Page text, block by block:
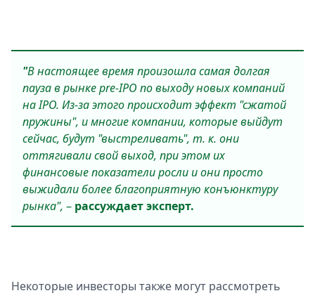
"В настоящее время произошла самая долгая
пауза в рынке pre-IPO по выходу новых компаний
на IPO. Из-за этого происходит эффект "сжатой
пружины", и многие компании, которые выйдут
сейчас, будут "выстреливать", т. к. они
оттягивали свой выход, при этом их
финансовые показатели росли и они просто
выжидали более благоприятную конъюнктуру
рынка", – рассуждает эксперт.
Некоторые инвесторы также могут рассмотреть